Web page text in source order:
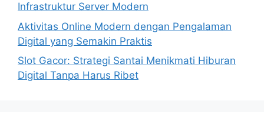
Infrastruktur Server Modern
Aktivitas Online Modern dengan Pengalaman
Digital yang Semakin Praktis
Slot Gacor: Strategi Santai Menikmati Hiburan
Digital Tanpa Harus Ribet